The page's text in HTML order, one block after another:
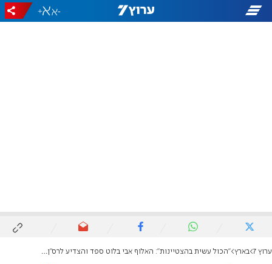
-
+
ערוץ 7 בארץ "הכול עשית בהצטיינות": האלוף אבי בלוט ספד והצדיע לרס"ן איתמר ספיר